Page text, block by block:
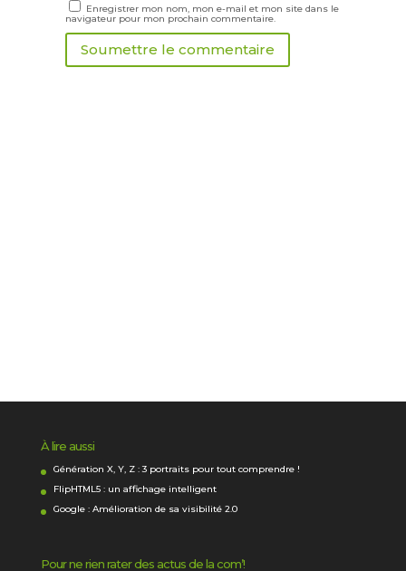
Enregistrer mon nom, mon e-mail et mon site dans le
navigateur pour mon prochain commentaire.
Soumettre le commentaire
À lire aussi
Génération X, Y, Z : 3 portraits pour tout comprendre !
FlipHTML5 : un affichage intelligent
Google : Amélioration de sa visibilité 2.0
Pour ne rien rater des actus de la com’!